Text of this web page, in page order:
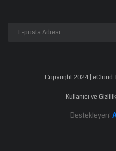
Copyright 2024 | eCloud
Kullanıcı ve
Destekleyen: